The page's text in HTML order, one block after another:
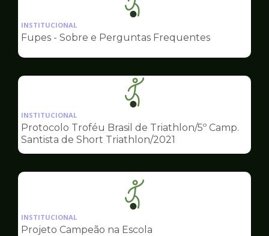
Ilustração
da
pagina
Esportes
INSTITUCIONAL
Fupes - Sobre e Perguntas Frequentes
Ilustração
da
pagina
de
Esportes
INSTITUCIONAL
Protocolo Troféu Brasil de Triathlon/5º Camp.
Santista de Short Triathlon/2021
Ilustração
da
pagina
INSTITUCIONAL
Projeto Campeão na Escola